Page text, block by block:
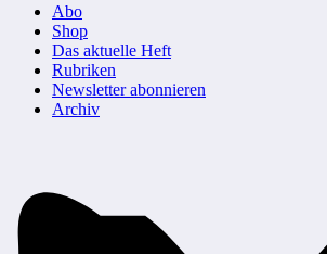
Abo
Shop
Das aktuelle Heft
Rubriken
Newsletter abonnieren
Archiv